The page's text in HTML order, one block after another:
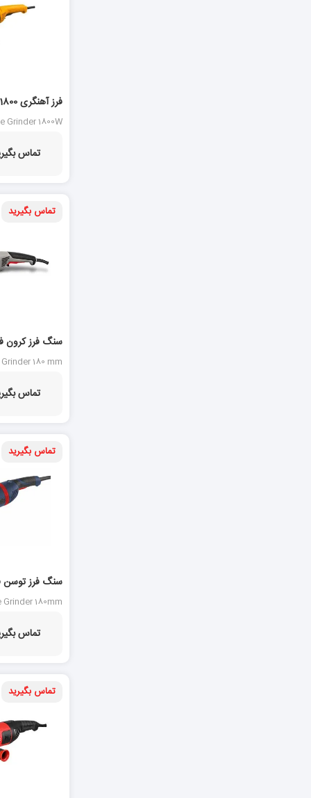
AG18008
Grinder 1800W
تماس
تماس بگیرید
مدل CT13500-180
180 mm
تماس
تماس بگیرید
مدل 3826A
180mm
تماس
تماس بگیرید